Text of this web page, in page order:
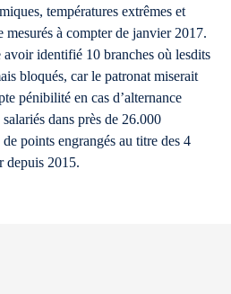
températures extrêmes et
à compter de janvier 2017.
identifié 10 branches où lesdits
bloqués, car le patronat miserait
pénibilité en cas d’alternance
dans près de 26.000
points engrangés au titre des 4
depuis 2015.